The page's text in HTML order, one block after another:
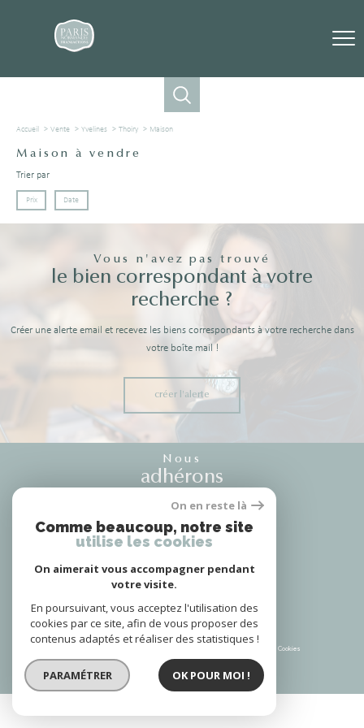
Accueil Vente Yvelines Thoiry Maison
Maison à vendre
Trier par
Prix Date
Vous n'avez pas trouvé
le bien correspondant à votre
recherche ?
Créer une alerte email et recevez les biens correspondants à votre recherche dans
votre boîte mail !
créer l'alerte
Nous
adhérons
Nous
suivre
© 2026 | Tous droits réservés | Traduction powered by Google |
Politique RGPD Cookies
On en reste là
Comme beaucoup, notre site
utilise les cookies
On aimerait vous accompagner pendant
votre visite.
En poursuivant, vous acceptez l'utilisation des
cookies par ce site, afin de vous proposer des
contenus adaptés et réaliser des statistiques !
PARAMÉTRER OK POUR MOI !